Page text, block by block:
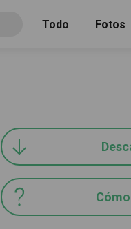
Todo Fotos